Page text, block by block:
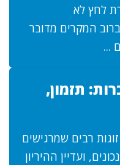
לחץ לא
המקרים מדובר
...
תזמון,
רבים שמרגישים
ועדיין ההיריון